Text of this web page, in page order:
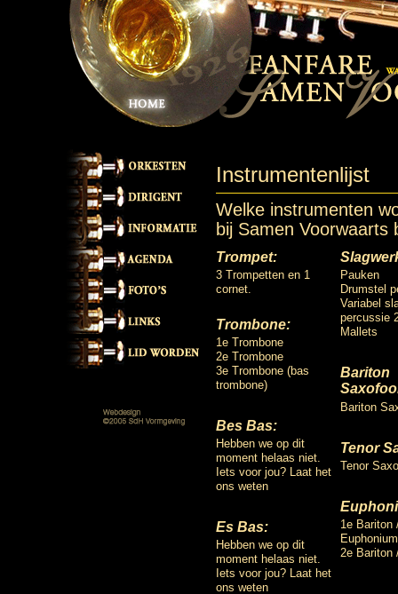
Instrumentenlijst
Welke instrumenten
bij Samen Voorwaarts
Trompet:
3 Trompetten en 1
cornet.
Trombone:
1e Trombone
2e Trombone
3e Trombone (bas
trombone)
Bes Bas:
Hebben we op dit
moment helaas niet.
Iets voor jou? Laat het
ons weten
Es Bas:
Hebben we op dit
moment helaas niet.
Iets voor jou? Laat het
ons weten
Pauken
Drumstel
Variabel
percussie
Mallets
Bariton
Bariton
Tenor
Tenor
1e Bariton
Euphonium
2e Bariton